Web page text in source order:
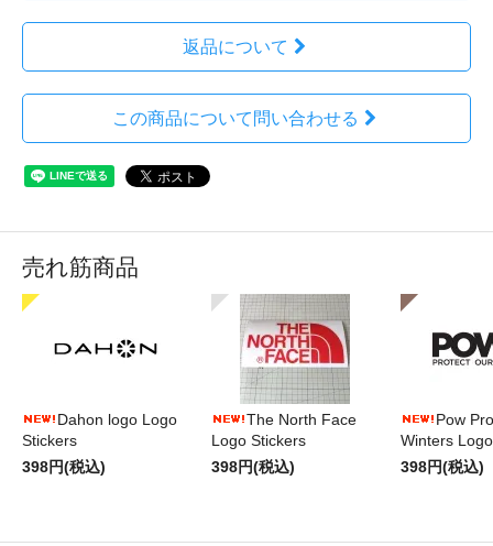
返品について
この商品について問い合わせる
売れ筋商品
Dahon logo Logo
Stickers
398円(税込)
The North Face
Logo Stickers
398円(税込)
Pow
Winters
398円(税込)